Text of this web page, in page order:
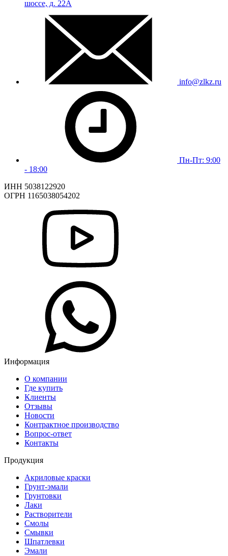
шоссе, д. 22А
info@zlkz.ru
Пн-Пт: 9:00
- 18:00
ИНН 5038122920
ОГРН 1165038054202
Информация
О компании
Где купить
Клиенты
Отзывы
Новости
Контрактное производство
Вопрос-ответ
Контакты
Продукция
Акриловые краски
Грунт-эмали
Грунтовки
Лаки
Растворители
Смолы
Смывки
Шпатлевки
Эмали